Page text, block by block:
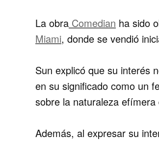
La obra Comedian ha sido
Miami, donde se vendió
Sun explicó que su interés
en su significado como un
sobre la naturaleza efímera
Además, al expresar su